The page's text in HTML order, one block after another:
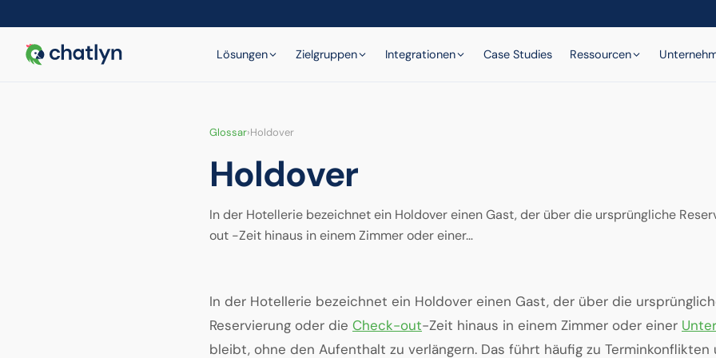
Lösungen Zielgruppen Integrationen Case Studies Ressourcen
Glossar›Holdover
Holdover
In der Hotellerie bezeichnet ein Holdover einen Gast, der über die ursprüngliche
out -Zeit hinaus in einem Zimmer oder einer…
In der Hotellerie bezeichnet ein Holdover einen Gast, der über die
Reservierung oder die Check-out-Zeit hinaus in einem Zimmer oder einer
bleibt, ohne den Aufenthalt zu verlängern. Das führt häufig zu Terminkonflikten